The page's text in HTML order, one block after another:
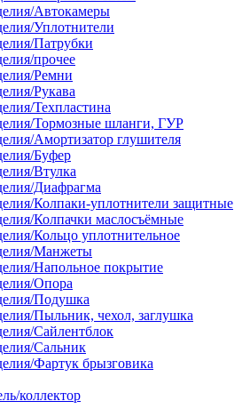
Автокамеры
Уплотнители
Патрубки
прочее
Ремни
Рукава
Техпластина
Тормозные шланги, ГУР
Амортизатор глушителя
Буфер
Втулка
Диафрагма
Колпаки-уплотнители защитные
Колпачки маслосъёмные
Кольцо уплотнительное
Манжеты
Напольное покрытие
Опора
Подушка
Пыльник, чехол, заглушка
Сайлентблок
Сальник
Фартук брызговика
коллектор